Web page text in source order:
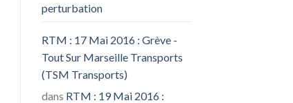
perturbation
RTM : 17 Mai 2016 : Grève -
Tout Sur Marseille Transports
(TSM Transports)
dans RTM : 19 Mai 2016 :